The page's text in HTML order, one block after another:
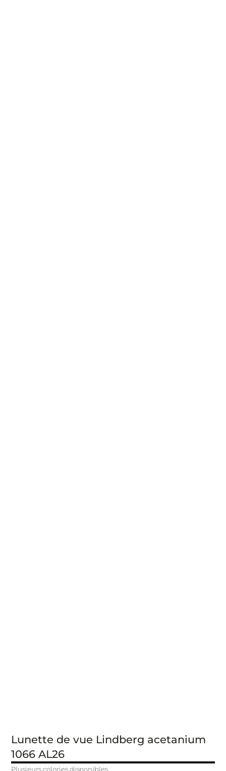
Lunette de vue Lindberg acetanium
1066 AL26
Plusieurs colories disponibles